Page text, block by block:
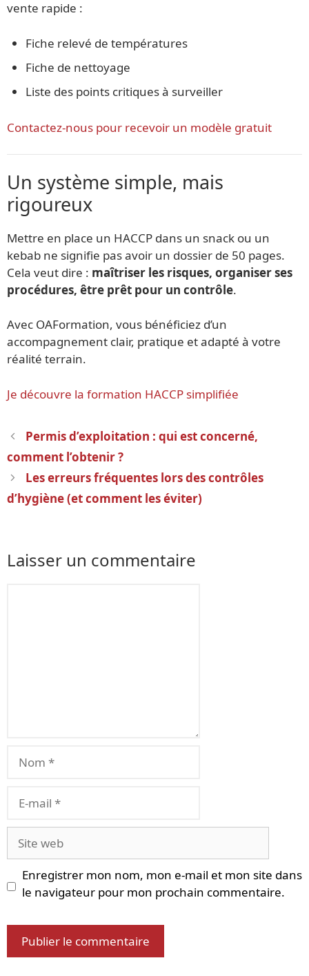
vente rapide :
Fiche relevé de températures
Fiche de nettoyage
Liste des points critiques à surveiller
Contactez-nous pour recevoir un modèle gratuit
Un système simple, mais
rigoureux
Mettre en place un HACCP dans un snack ou un
kebab ne signifie pas avoir un dossier de 50 pages.
Cela veut dire : maîtriser les risques, organiser ses
procédures, être prêt pour un contrôle.
Avec OAFormation, vous bénéficiez d’un
accompagnement clair, pratique et adapté à votre
réalité terrain.
Je découvre la formation HACCP simplifiée
Navigation
des
Permis d’exploitation : qui est concerné,
comment l’obtenir ?
Les erreurs fréquentes lors des contrôles
d’hygiène (et comment les éviter)
Laisser un commentaire
mail
web
Enregistrer mon nom, mon e-mail et mon site dans
le navigateur pour mon prochain commentaire.